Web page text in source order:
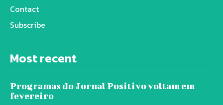
Contact
Subscribe
Most recent
Programas do Jornal Positivo voltam em
fevereiro